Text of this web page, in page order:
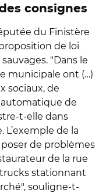
consignes
du Finistère
de loi
"Dans le
municipale ont (…)
sociaux, de
automatique de
t-elle dans
L’exemple de la
poser de problèmes
de la rue
stationnant
souligne-t-